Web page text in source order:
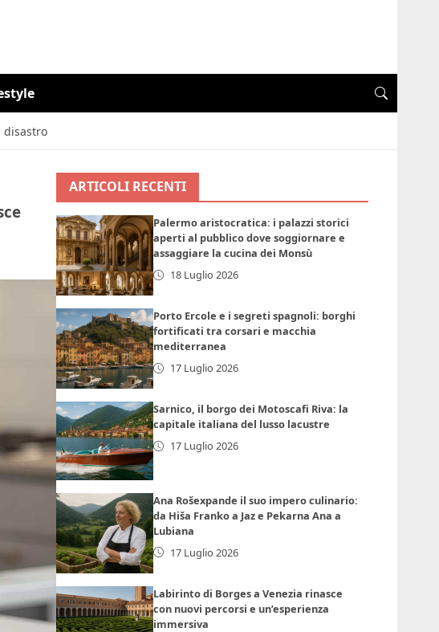
disastro
ARTICOLI RECENTI
Palermo aristocratica: i palazzi storici
aperti al pubblico dove soggiornare e
assaggiare la cucina dei Monsù
18 Luglio 2026
Porto Ercole e i segreti spagnoli: borghi
fortificati tra corsari e macchia
mediterranea
17 Luglio 2026
Sarnico, il borgo dei Motoscafi Riva: la
capitale italiana del lusso lacustre
17 Luglio 2026
Ana Rošexpande il suo impero culinario:
da Hiša Franko a Jaz e Pekarna Ana a
Lubiana
17 Luglio 2026
Labirinto di Borges a Venezia rinasce
con nuovi percorsi e un’esperienza
immersiva